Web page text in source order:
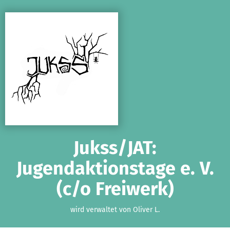
Jukss/JAT:
Jugendaktionstage e. V.
(c/o Freiwerk)
wird verwaltet von Oliver L.